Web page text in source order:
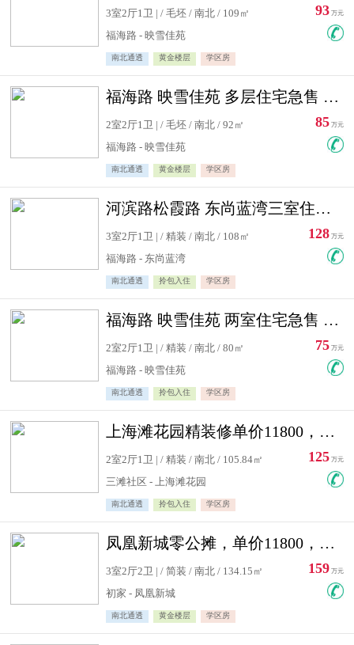
3室2厅1卫 | / 毛坯 / 南北 / 109㎡
福海路 - 映雪佳苑
南北通透 黄金楼层 学区房
93 万元
福海路 映雪佳苑 多层住宅急售 可公积金贷款
2室2厅1卫 | / 毛坯 / 南北 / 92㎡
福海路 - 映雪佳苑
南北通透 黄金楼层 学区房
85 万元
河滨路松霞路 东尚蓝湾三室住宅急售
3室2厅1卫 | / 精装 / 南北 / 108㎡
福海路 - 东尚蓝湾
南北通透 拎包入住 学区房
128 万元
福海路 映雪佳苑 两室住宅急售 可公积金贷款
2室2厅1卫 | / 精装 / 南北 / 80㎡
福海路 - 映雪佳苑
南北通透 拎包入住 学区房
75 万元
上海滩花园精装修单价11800，价格最低的两居室，无敌视野
2室2厅1卫 | / 精装 / 南北 / 105.84㎡
三滩社区 - 上海滩花园
南北通透 拎包入住 学区房
125 万元
凤凰新城零公摊，单价11800，白银楼层，一个车库另算
3室2厅2卫 | / 简装 / 南北 / 134.15㎡
初家 - 凤凰新城
南北通透 黄金楼层 学区房
159 万元